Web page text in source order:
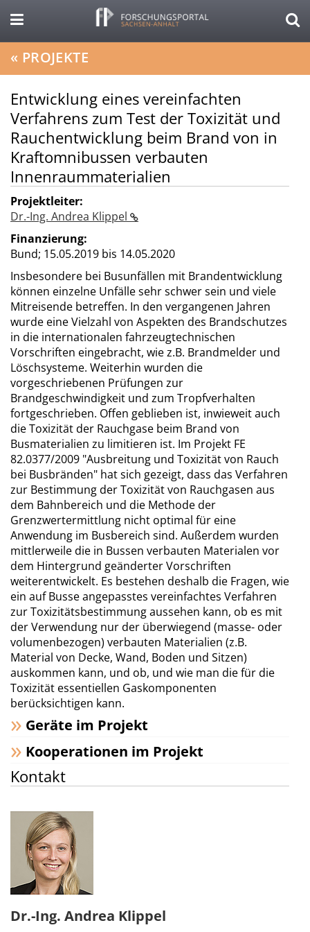
« PROJEKTE
Entwicklung eines vereinfachten
Verfahrens zum Test der Toxizität und
Rauchentwicklung beim Brand von in
Kraftomnibussen verbauten
Innenraummaterialien
Projektleiter:
Dr.-Ing. Andrea Klippel
Finanzierung:
Bund; 15.05.2019 bis 14.05.2020
Insbesondere bei Busunfällen mit Brandentwicklung
können einzelne Unfälle sehr schwer sein und viele
Mitreisende betreffen. In den vergangenen Jahren
wurde eine Vielzahl von Aspekten des Brandschutzes
in die internationalen fahrzeugtechnischen
Vorschriften eingebracht, wie z.B. Brandmelder und
Löschsysteme. Weiterhin wurden die
vorgeschriebenen Prüfungen zur
Brandgeschwindigkeit und zum Tropfverhalten
fortgeschrieben. Offen geblieben ist, inwieweit auch
die Toxizität der Rauchgase beim Brand von
Busmaterialien zu limitieren ist. Im Projekt FE
82.0377/2009 "Ausbreitung und Toxizität von Rauch
bei Busbränden" hat sich gezeigt, dass das Verfahren
zur Bestimmung der Toxizität von Rauchgasen aus
dem Bahnbereich und die Methode der
Grenzwertermittlung nicht optimal für eine
Anwendung im Busbereich sind. Außerdem wurden
mittlerweile die in Bussen verbauten Materialen vor
dem Hintergrund geänderter Vorschriften
weiterentwickelt. Es bestehen deshalb die Fragen, wie
ein auf Busse angepasstes vereinfachtes Verfahren
zur Toxizitätsbestimmung aussehen kann, ob es mit
der Verwendung nur der überwiegend (masse- oder
volumenbezogen) verbauten Materialien (z.B.
Material von Decke, Wand, Boden und Sitzen)
auskommen kann, und ob, und wie man die für die
Toxizität essentiellen Gaskomponenten
berücksichtigen kann.
Geräte im Projekt
Kooperationen im Projekt
Kontakt
Dr.-Ing. Andrea Klippel